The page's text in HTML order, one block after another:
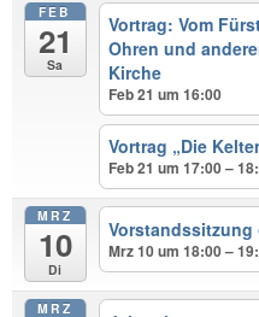
FEB
21
Sa
Vortrag: Vom
Ohren und
Kirche
Feb 21 um 16:00
Vortrag „Die
Feb 21 um 17:00 –
MRZ
10
Di
Vorstandssitzung
Mrz 10 um 18:00 –
MRZ